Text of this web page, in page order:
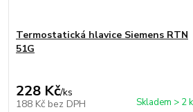
Termostatická hlavice Siemens RTN
51G
228 Kč/ks
188 Kč bez DPH Skladem > 2